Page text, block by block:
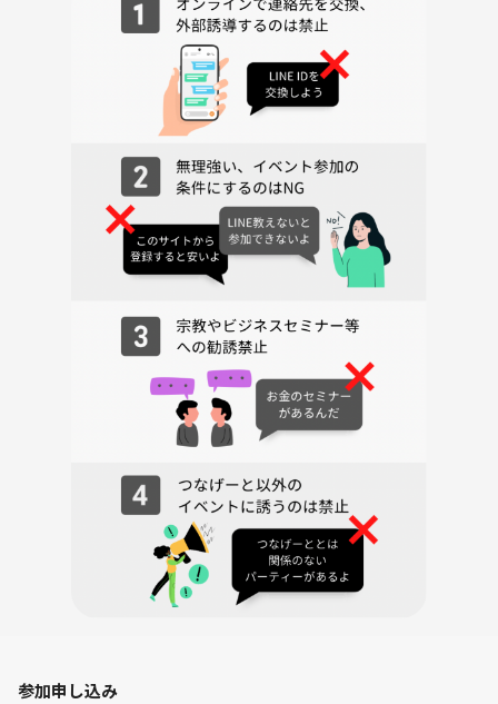
(小学生以上の方は親子さん同伴でのみ参加可能)
■飲み物はフタ付きのペットボトル推奨でよろしくお願いします。
■初心者の方も参加されますので全員に謙虚な対応をお願い致します。
■一般人のマナーは守ってください⭐︎
■宗教やネットワークビジネスなど勧誘目的での参加はご遠慮くださ
参加申し込み